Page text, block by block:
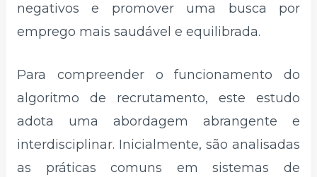
negativos e promover uma busca por
emprego mais saudável e equilibrada.
Para compreender o funcionamento do
algoritmo de recrutamento, este estudo
adota uma abordagem abrangente e
interdisciplinar. Inicialmente, são analisadas
as práticas comuns em sistemas de